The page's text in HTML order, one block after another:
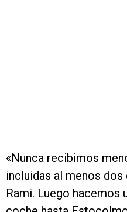
«Nunca recibimos
incluidas al menos dos
Rami. Luego hacemos